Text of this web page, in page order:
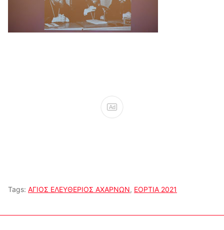
Ad
Tags: ΑΓΙΟΣ ΕΛΕΥΘΕΡΙΟΣ ΑΧΑΡΝΩΝ, ΕΟΡΤΙΑ 2021